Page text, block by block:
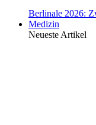
Berlinale 2026:
Medizin
Neueste Artikel